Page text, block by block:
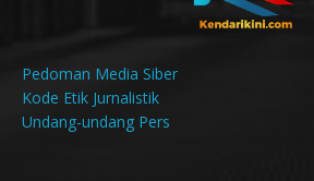
Pedoman Media Siber
Kode Etik Jurnalistik
Undang-undang Pers